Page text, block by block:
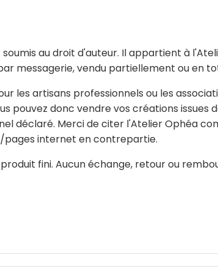
au droit d'auteur. Il appartient à
messagerie, vendu partiellement ou en
les artisans professionnels ou les
pouvez donc vendre vos créations
déclaré. Merci de citer l'Atelier Ophéa
pages internet en contrepartie.
fini. Aucun échange, retour ou